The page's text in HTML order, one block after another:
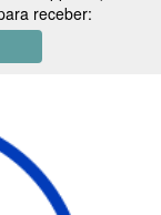
receber: